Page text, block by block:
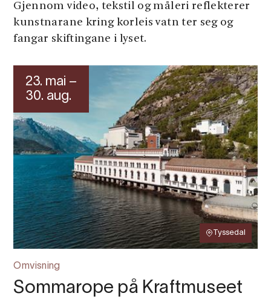
Gjennom video, tekstil og måleri reflekterer
kunstnarane kring korleis vatn ter seg og
fangar skiftingane i lyset.
23. mai –
30. aug.
Tyssedal
Omvisning
Sommarope på Kraftmuseet